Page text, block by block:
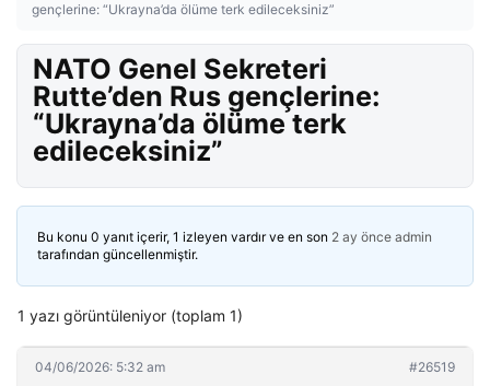
gençlerine: “Ukrayna’da ölüme terk edileceksiniz”
NATO Genel Sekreteri
Rutte’den Rus gençlerine:
“Ukrayna’da ölüme terk
edileceksiniz”
Bu konu 0 yanıt içerir, 1 izleyen vardır ve en son 2 ay önce admin
tarafından güncellenmiştir.
1 yazı görüntüleniyor (toplam 1)
04/06/2026: 5:32 am #26519